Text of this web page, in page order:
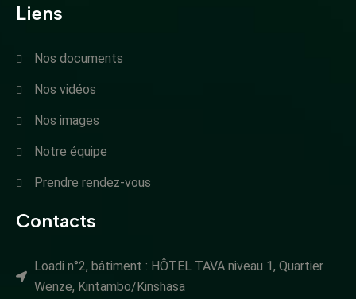
Liens
Nos documents
Nos vidéos
Nos images
Notre équipe
Prendre rendez-vous
Contacts
Loadi n°2, bâtiment : HÔTEL TAVA niveau 1, Quartier
Wenze, Kintambo/Kinshasa